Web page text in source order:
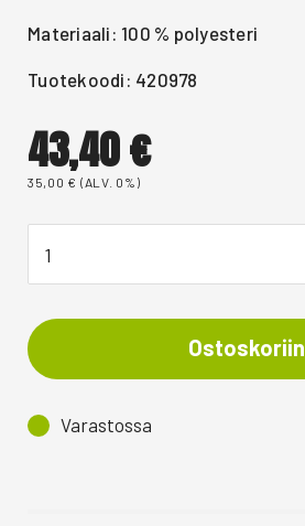
Materiaali: 100 % polyesteri
Tuotekoodi: 420978
43,40€
35,00 € (ALV. 0%)
Ostoskoriin
Varastossa